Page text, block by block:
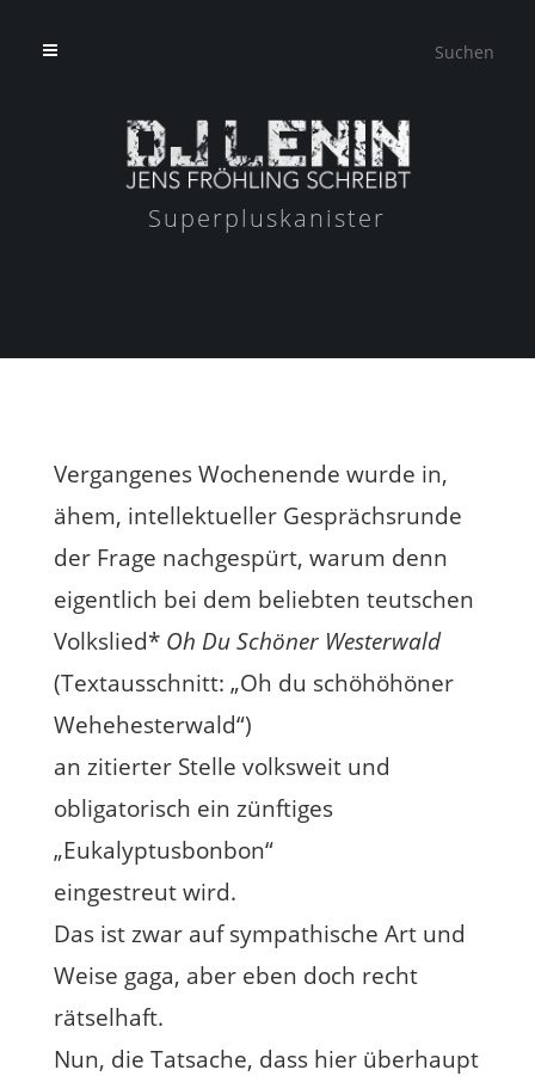
Superpluskanister
Vergangenes Wochenende wurde in,
ähem, intellektueller Gesprächsrunde
der Frage nachgespürt, warum denn
eigentlich bei dem beliebten teutschen
Volkslied* Oh Du Schöner Westerwald
(Textausschnitt: „Oh du schöhöhöner
Wehehesterwald“)
an zitierter Stelle volksweit und
obligatorisch ein zünftiges
„Eukalyptusbonbon“
eingestreut wird.
Das ist zwar auf sympathische Art und
Weise gaga, aber eben doch recht
rätselhaft.
Nun, die Tatsache, dass hier überhaupt